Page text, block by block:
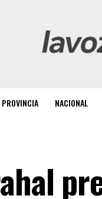
PROVINCIA NACIONAL